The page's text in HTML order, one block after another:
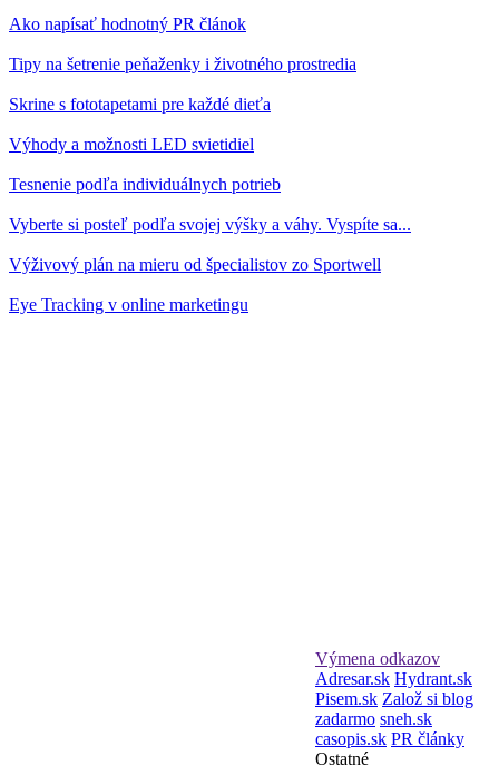
Ako napísať hodnotný PR článok
Tipy na šetrenie peňaženky i životného prostredia
Skrine s fototapetami pre každé dieťa
Výhody a možnosti LED svietidiel
Tesnenie podľa individuálnych potrieb
Vyberte si posteľ podľa svojej výšky a váhy. Vyspíte sa...
Výživový plán na mieru od špecialistov zo Sportwell
Eye Tracking v online marketingu
Výmena odkazov
Adresar.sk Hydrant.sk
Pisem.sk Založ si blog
zadarmo sneh.sk
casopis.sk PR články
Ostatné